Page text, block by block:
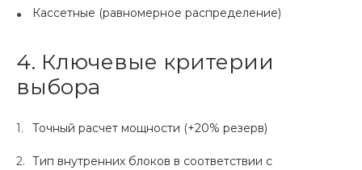
Кассетные (равномерное распределение)
4. Ключевые критерии
выбора
Точный расчет мощности (+20% резерв)
Тип внутренних блоков в соответствии с